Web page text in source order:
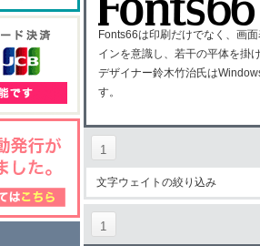
Fonts66は印刷だけでなく、画
インを意識し、若干の平体を掛
デザイナー鈴木竹治氏は
す。
1
文字ウェイトの絞り込み
1